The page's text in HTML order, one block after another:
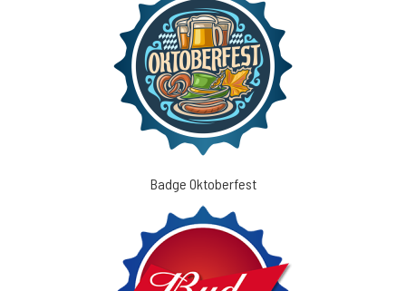
Badge Oktoberfest